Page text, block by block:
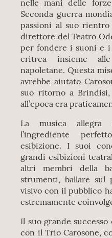
nelle mani delle
Seconda guerra
passioni al suo
direttore del Teatro
per fondere i suoni e
eritrea insieme
napoletane. Questa
avrebbe aiutato
suo ritorno a
all’epoca era
La musica
l’ingrediente
esibizione. I suoi
grandi esibizioni
altri membri della
strumenti, ballare
visivo con il pubblico
estremamente
Il suo grande
con il Trio Carosone,